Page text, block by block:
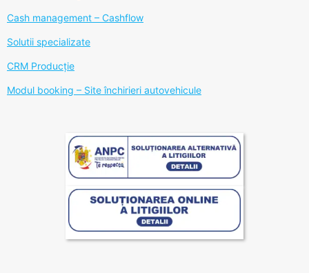
Cash management – Cashflow
Solutii specializate
CRM Producție
Modul booking – Site închirieri autovehicule